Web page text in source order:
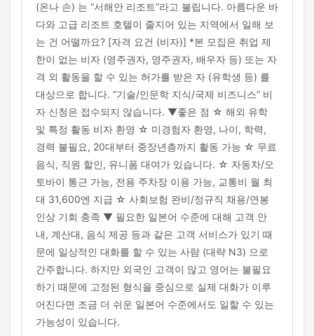
(온나 손) 는 “서해안 리조트”라고 불립니다. 아름다운 바
다와 고급 리조트 호텔이 줄지어 있는 지역에서 일해 보
는 건 어떨까요? [자격 요건 (비자)] *본 모집은 취업 제
한이 없는 비자 (영주권자, 영주권자, 배우자 등) 또는 자
격 외 활동을 할 수 있는 허가를 받은 자 (유학생 등) 를
대상으로 합니다. “기술/인문학 지식/국제 비즈니스” 비
자 신청은 접수되지 않습니다. ▼좋은 점 ☆ 해외 유학
및 특정 활동 비자 환영 ☆ 미경험자 환영, 나이, 학력,
경력 불필요, 20대부터 중장년층까지 활동 가능 ☆ 무료
음식, 직원 할인, 유니폼 대여가 있습니다. ☆ 자동차/오
토바이 통근 가능, 전용 주차장 이용 가능, 교통비 월 최
대 31,600엔 지급 ☆ 사회보험 완비/정규직 채용/연봉
인상 기회 충족 ▼ 필요한 일본어 수준에 대해 고객 안
내, 계산대, 음식 제공 등과 같은 고객 서비스가 있기 때
문에 일상적인 대화를 할 수 있는 사람 (대략 N3) 으로
간주합니다. 하지만 외국인 고객이 많고 영어는 불필요
하기 때문에 고정된 형식을 중심으로 실제 대화가 이루
어진다면 조금 더 쉬운 일본어 수준에서도 일할 수 있는
가능성이 있습니다.